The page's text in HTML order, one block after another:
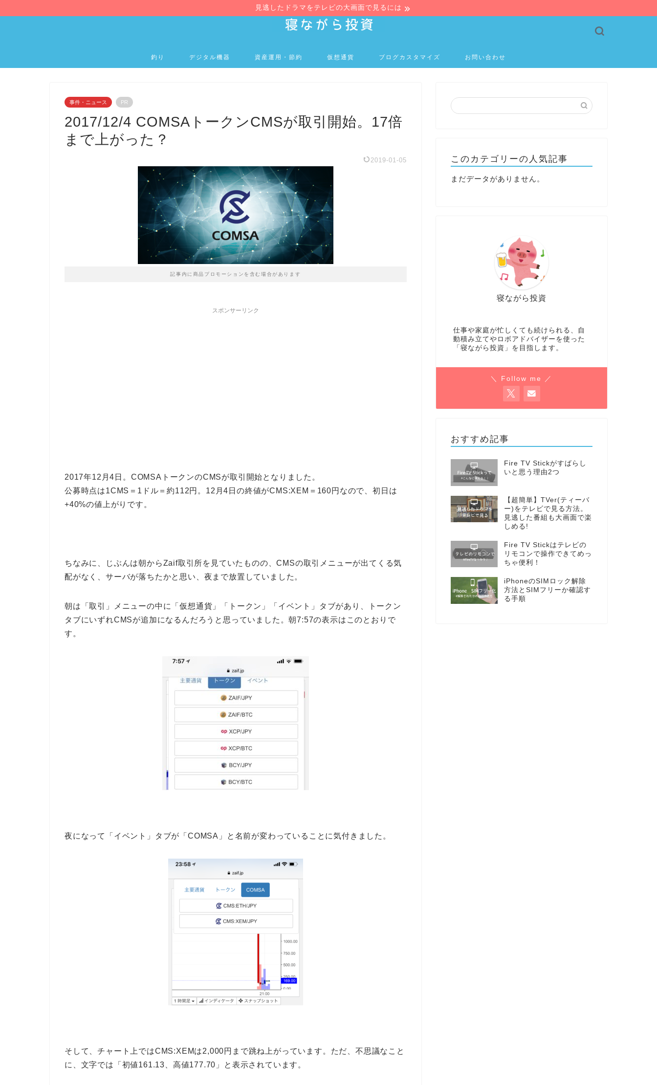
見逃したドラマをテレビの大画面で見るには
釣り デジタル機器 資産運用・節約 仮想通貨 ブログカスタマイズ お問い合わせ
事件・ニュース PR
2017/12/4 COMSAトークンCMSが取引開始。17倍
まで上がった？
2019-01-05
記事内に商品プロモーションを含む場合があります
スポンサーリンク
2017年12月4日。COMSAトークンのCMSが取引開始となりました。
公募時点は1CMS＝1ドル＝約112円。12月4日の終値がCMS:XEM＝160円なので、初日は
+40%の値上がりです。
ちなみに、じぶんは朝からZaif取引所を見ていたものの、CMSの取引メニューが出てくる気
配がなく、サーバが落ちたかと思い、夜まで放置していました。
朝は「取引」メニューの中に「仮想通貨」「トークン」「イベント」タブがあり、トークン
タブにいずれCMSが追加になるんだろうと思っていました。朝7:57の表示はこのとおりで
す。
夜になって「イベント」タブが「COMSA」と名前が変わっていることに気付きました。
そして、チャート上ではCMS:XEMは2,000円まで跳ね上がっています。ただ、不思議なこと
に、文字では「初値161.13、高値177.70」と表示されています。
このカテゴリーの人気記事
まだデータがありません。
寝ながら投資
仕事や家庭が忙しくても続けられる、自
動積み立てやロボアドバイザーを使った
「寝ながら投資」を目指します。
＼ Follow me ／
おすすめ記事
Fire TV Stickがすばらし
いと思う理由2つ
【超簡単】TVer(ティーバ
ー)をテレビで見る方法。
見逃した番組も大画面で楽
しめる!
Fire TV Stickはテレビの
リモコンで操作できてめっ
ちゃ便利！
iPhoneのSIMロック解除
方法とSIMフリーか確認す
る手順